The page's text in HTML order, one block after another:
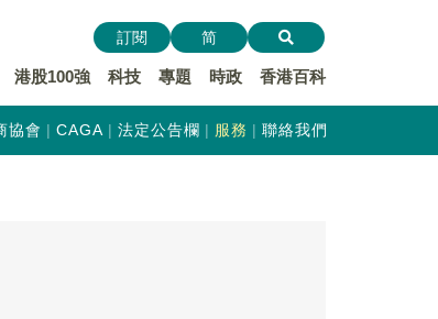
港股100強 科技 專題 時政 香港百科
訂閱 简
協會 CAGA 法定公告欄 服務 聯絡我們